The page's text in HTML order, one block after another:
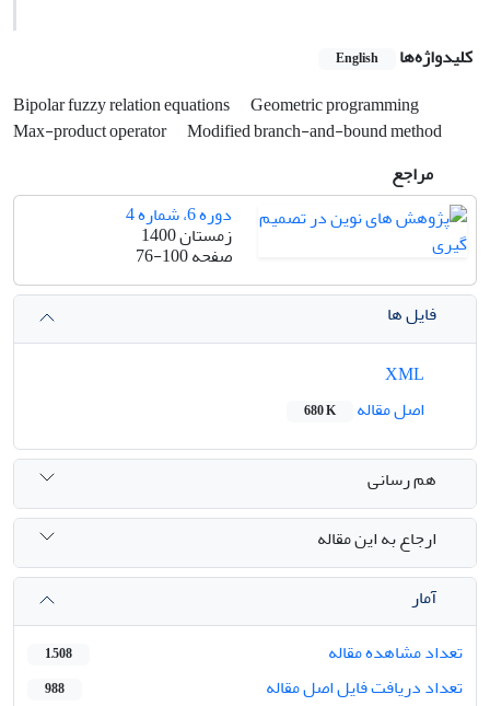
کلیدواژه‌ها English
Bipolar fuzzy relation equations
Geometric programming
Max-product operator Modified branch-and-bound method
مراجع
دوره 6، شماره 4
زمستان 1400
صفحه76-100
فایل ها
اصل مقاله
680 K
هم رسانی
ارجاع به این مقاله
آمار
تعداد مشاهده مقاله
1,508
تعداد دریافت فایل اصل مقاله 988